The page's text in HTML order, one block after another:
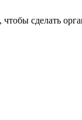
сделать